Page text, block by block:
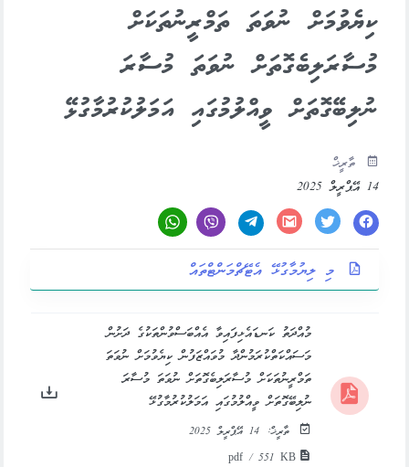
ކިޔެވުމަށް ނުވަތަ ތަމްރީނުތަކަށް
މުސާރަލިބެގޮތަށް ނުވަތަ މުސާރަ
ނުލިބޭގޮތަށް ވީއްލުމުގައި އަމަލުކުރުމާގުޅޭ
ތާރީޚް
14 އޭޕްރީލް 2025
މި ލިޔުމާގުޅޭ އެޓޭޗްމަންޓްތައް
މުއްދަތު ކަނޑައެޅިފައިވާ އެއްބަސްވުންތަކުގެ ދަށުން
މަސައްކަތްކުރަމުންދާ މުވައްޒަފުން ކިޔެވުމަށް ނުވަތަ
ތަމްރީނުތަކަށް މުސާރަލިބެގޮތަށް ނުވަތަ މުސާރަ
ނުލިބޭގޮތަށް ވީއްލުމުގައި އަމަލުކުރުމާގުޅޭ
ތާރީޚް:
14 އޭޕްރީލް 2025
pdf / 551 KB